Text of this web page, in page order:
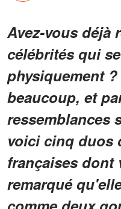
Avez-vous déjà
célébrités qui
physiquement
beaucoup, et
ressemblances
voici cinq duos
françaises dont
remarqué